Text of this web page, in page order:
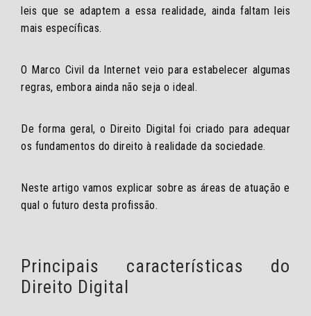
leis que se adaptem a essa realidade, ainda faltam leis
mais específicas.
O Marco Civil da Internet veio para estabelecer algumas
regras, embora ainda não seja o ideal.
De forma geral, o Direito Digital foi criado para adequar
os fundamentos do direito à realidade da sociedade.
Neste artigo vamos explicar sobre as áreas de atuação e
qual o futuro desta profissão.
Principais características do
Direito Digital